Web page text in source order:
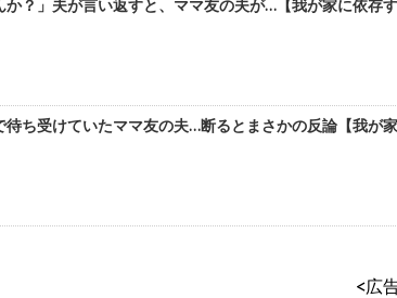
か？」夫が言い返すと、ママ友の夫が…【我が家に依存
待ち受けていたママ友の夫…断るとまさかの反論【我が
<広